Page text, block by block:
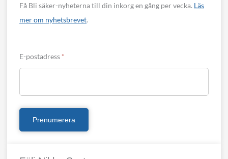
Få Bli säker-nyheterna till din inkorg en gång per vecka. Läs
mer om nyhetsbrevet.
E-postadress *